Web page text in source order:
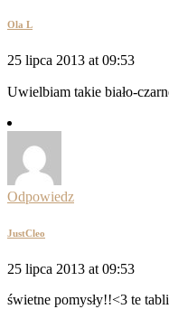
Ola L
25 lipca 2013 at 09:53
Uwielbiam takie biało-
Odpowiedz
JustCleo
25 lipca 2013 at 09:53
świetne pomysły!!<3 te